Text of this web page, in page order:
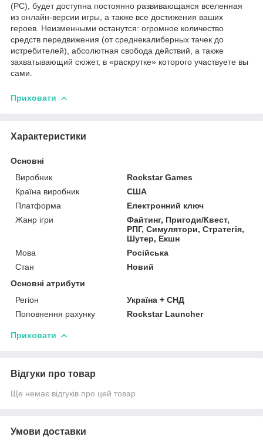
(PC), будет доступна постоянно развивающаяся вселенная
из онлайн-версии игры, а также все достижения ваших
героев. Неизменными останутся: огромное количество
средств передвижения (от среднекалиберных тачек до
истребителей), абсолютная свобода действий, а также
захватывающий сюжет, в «раскрутке» которого участвуете вы
сами.
Приховати
Характеристики
Основні
Виробник
Rockstar Games
Країна виробник
США
Платформа
Електронний ключ
Жанр ігри
Файтинг, Пригоди/Квест,
РПГ, Симулятори, Стратегія,
Шутер, Екшн
Мова
Російська
Стан
Новий
Основні атрибути
Регіон
Україна + СНД
Поповнення рахунку
Rockstar Launcher
Приховати
Відгуки про товар
Ще немає відгуків про цей товар
Умови доставки